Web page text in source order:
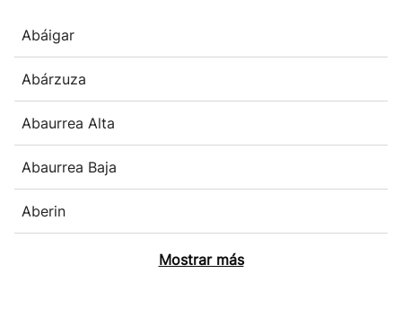
Abáigar
Abárzuza
Abaurrea Alta
Abaurrea Baja
Aberin
Mostrar más